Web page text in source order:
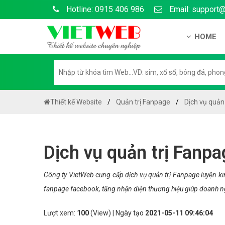
Hotline: 0915 406 986 Email:
HOME
Hướng
Chính
Liên hệ
Chính
Thiết kế Website Quản trị Fanpage Dịch vụ
Dịch vụ quản trị
Công ty VietWeb cung cấp dịch vụ quản trị Fanpage luyện
fanpage facebook, tăng nhận diện thương hiệu giúp doanh
Lượt xem: 100(View) | Ngày tạo 2021-05-11 09:46:04